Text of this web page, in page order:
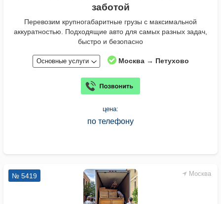
заботой
Перевозим крупногабаритные грузы с максимальной
аккуратностью. Подходящие авто для самых разных задач,
быстро и безопасно
Основные услуги Москва → Петухово
цена:
по телефону
Москва
№ 5419